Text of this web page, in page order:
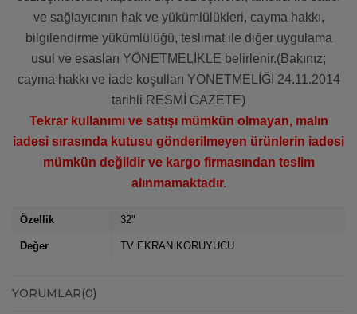
ve sağlayıcının hak ve yükümlülükleri, cayma hakkı,
bilgilendirme yükümlülüğü, teslimat ile diğer uygulama
usul ve esasları YÖNETMELİKLE belirlenir.(Bakınız;
cayma hakkı ve iade koşulları YÖNETMELİĞİ 24.11.2014
tarihli RESMİ GAZETE)
Tekrar kullanımı ve satışı mümkün olmayan, malın
iadesi sırasında kutusu gönderilmeyen ürünlerin iadesi
mümkün değildir ve kargo firmasından teslim
alınmamaktadır.
Özellik 32"
Değer TV EKRAN KORUYUCU
YORUMLAR(0)